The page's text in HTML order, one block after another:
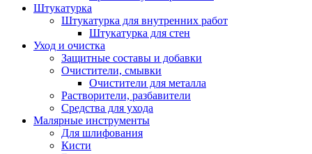
Штукатурка
Штукатурка для внутренних работ
Штукатурка для стен
Уход и очистка
Защитные составы и добавки
Очистители, смывки
Очистители для металла
Растворители, разбавители
Средства для ухода
Малярные инструменты
Для шлифования
Кисти